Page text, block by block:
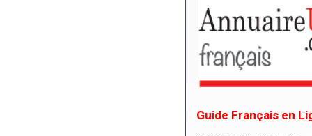
Guide Français en